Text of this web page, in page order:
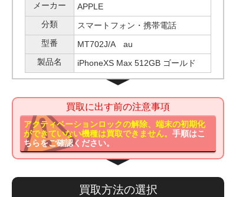
メーカー
APPLE
分類
スマートフォン・携帯電話
型番
MT702J/A au
製品名
iPhoneXS Max 512GB ゴールド
買取に出す前の注意事項
アクティベーションロックの解除、端末の初期化
ができていない機種は買取できません。手順はこ
ちらをご確認ください。
買取方法の選択